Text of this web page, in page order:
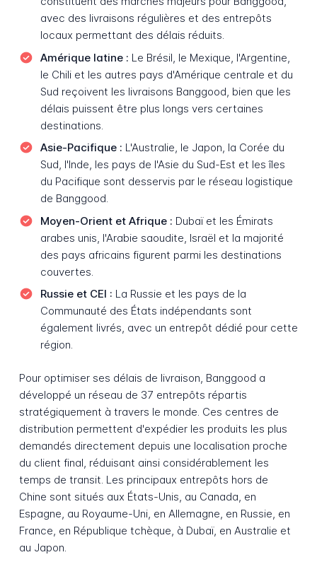
avec des livraisons régulières et des entrepôts
locaux permettant des délais réduits.
Amérique latine : Le Brésil, le Mexique, l'Argentine,
le Chili et les autres pays d'Amérique centrale et du
Sud reçoivent les livraisons Banggood, bien que les
délais puissent être plus longs vers certaines
destinations.
Asie-Pacifique : L'Australie, le Japon, la Corée du
Sud, l'Inde, les pays de l'Asie du Sud-Est et les îles
du Pacifique sont desservis par le réseau logistique
de Banggood.
Moyen-Orient et Afrique : Dubaï et les Émirats
arabes unis, l'Arabie saoudite, Israël et la majorité
des pays africains figurent parmi les destinations
couvertes.
Russie et CEI : La Russie et les pays de la
Communauté des États indépendants sont
également livrés, avec un entrepôt dédié pour cette
région.
Pour optimiser ses délais de livraison, Banggood a
développé un réseau de 37 entrepôts répartis
stratégiquement à travers le monde. Ces centres de
distribution permettent d'expédier les produits les plus
demandés directement depuis une localisation proche
du client final, réduisant ainsi considérablement les
temps de transit. Les principaux entrepôts hors de
Chine sont situés aux États-Unis, au Canada, en
Espagne, au Royaume-Uni, en Allemagne, en Russie, en
France, en République tchèque, à Dubaï, en Australie et
au Japon.